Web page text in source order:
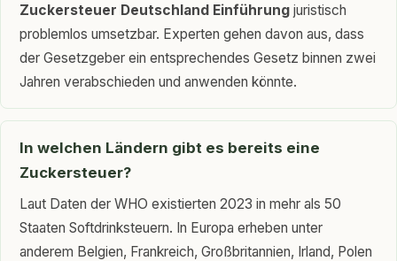
Zuckersteuer Deutschland Einführungjuristisch
problemlos umsetzbar. Experten gehen davon aus, dass
der Gesetzgeber ein entsprechendes Gesetz binnen zwei
Jahren verabschieden und anwenden könnte.
In welchen Ländern gibt es bereits eine
Zuckersteuer?
Laut Daten der WHO existierten 2023 in mehr als 50
Staaten Softdrinksteuern. In Europa erheben unter
anderem Belgien, Frankreich, Großbritannien, Irland, Polen